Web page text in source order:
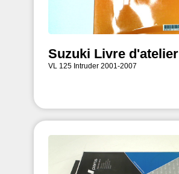
Suzuki Livre d'atelier
VL 125 Intruder 2001-2007